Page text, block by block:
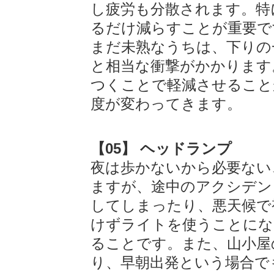
し疲労も分散されます。
るだけ減らすことが重要
まだ未熟なうちは、下り
と相当な衝撃がかかりま
つくことで軽減させるこ
度が変わってきます。
【05】 ヘッドランプ
夜は歩かないから必要な
ますが、途中のアクシデ
してしまったり、悪天候
けずライトを使うことに
ることです。また、山小
り、早朝出発という場合